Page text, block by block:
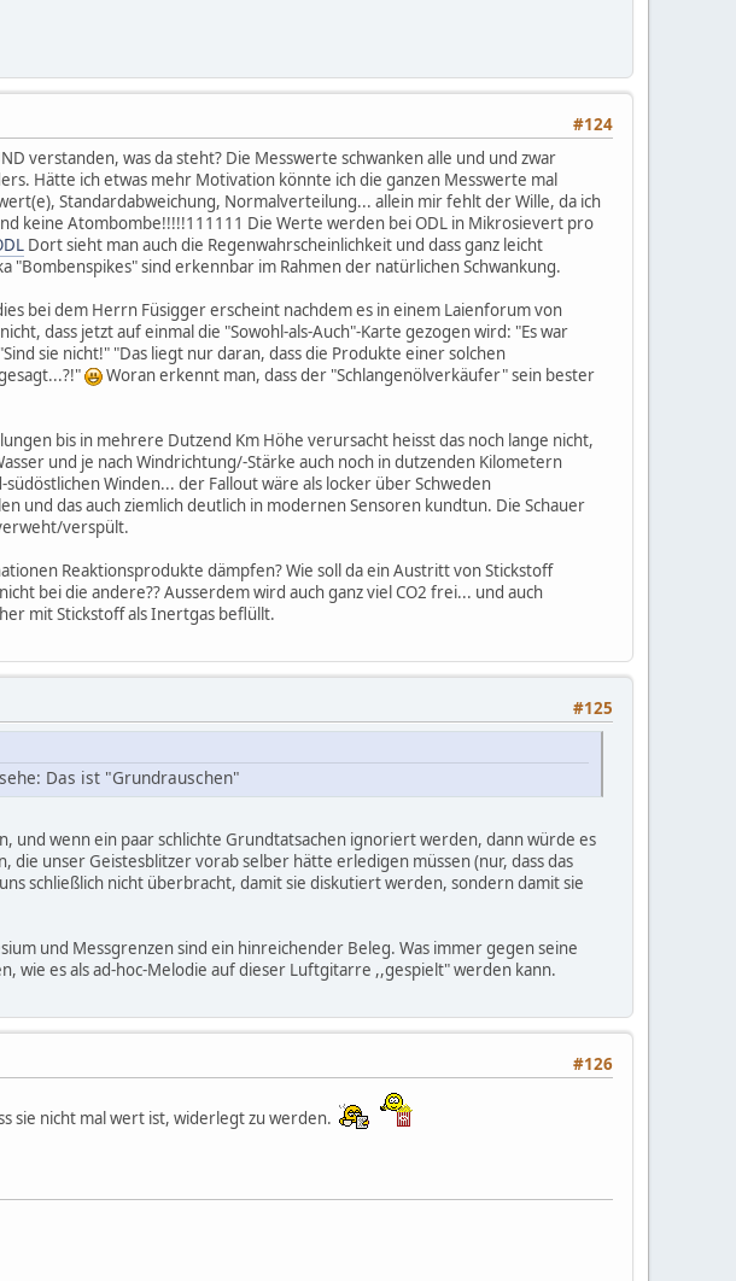
#124
verstanden, was da steht? Die Messwerte schwanken alle und und zwar
Hätte ich etwas mehr Motivation könnte ich die ganzen Messwerte mal
Standardabweichung, Normalverteilung... allein mir fehlt der Wille, da ich
keine Atombombe!!!!!111111 Die Werte werden bei ODL in Mikrosievert pro
Dort sieht man auch die Regenwahrscheinlichkeit und dass ganz leicht
sind erkennbar im Rahmen der natürlichen Schwankung.
bei dem Herrn Füsigger erscheint nachdem es in einem Laienforum von
dass jetzt auf einmal die "Sowohl-als-Auch"-Karte gezogen wird: "Es war
sie nicht!" "Das liegt nur daran, dass die Produkte einer solchen
Woran erkennt man, dass der "Schlangenölverkäufer" sein bester
bis in mehrere Dutzend Km Höhe verursacht heisst das noch lange nicht,
und je nach Windrichtung/-Stärke auch noch in dutzenden Kilometern
Winden... der Fallout wäre als locker über Schweden
und das auch ziemlich deutlich in modernen Sensoren kundtun. Die Schauer
verspült.
Reaktionsprodukte dämpfen? Wie soll da ein Austritt von Stickstoff
bei die andere?? Ausserdem wird auch ganz viel CO2 frei... und auch
mit Stickstoff als Inertgas beflüllt.
#125
Das ist "Grundrauschen"
und wenn ein paar schlichte Grundtatsachen ignoriert werden, dann würde es
unser Geistesblitzer vorab selber hätte erledigen müssen (nur, dass das
schließlich nicht überbracht, damit sie diskutiert werden, sondern damit sie
und Messgrenzen sind ein hinreichender Beleg. Was immer gegen seine
wie es als ad-hoc-Melodie auf dieser Luftgitarre ,,gespielt" werden kann.
#126
sie nicht mal wert ist, widerlegt zu werden.